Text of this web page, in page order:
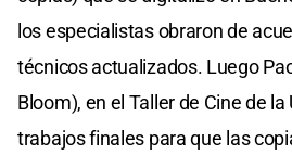
los especialistas obraron de
técnicos actualizados. Luego
Bloom), en el Taller de Cine de
trabajos finales para que las